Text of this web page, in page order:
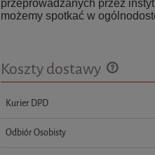
przeprowadzanych przez
możemy spotkać w
Koszty dostawy
Cena
Kurier DPD
Odbiór Osobisty